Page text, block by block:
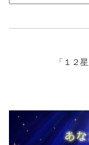
「 １２